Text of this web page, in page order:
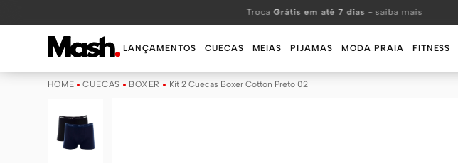
TrocaGrátis em até 7 dias -saiba mais
LANÇAMENTOS CUECAS MEIAS PIJAMAS MODA PRAIA FITNESS
CUECAS BOXER Kit 2 Cuecas Boxer Cotton Preto 02
2º INFANTIL
SUNGA